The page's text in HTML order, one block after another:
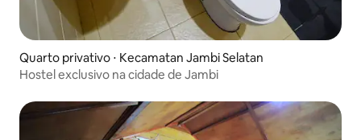
Quarto privativo ⋅ Kecamatan Jambi Selatan
Hostel exclusivo na cidade de Jambi